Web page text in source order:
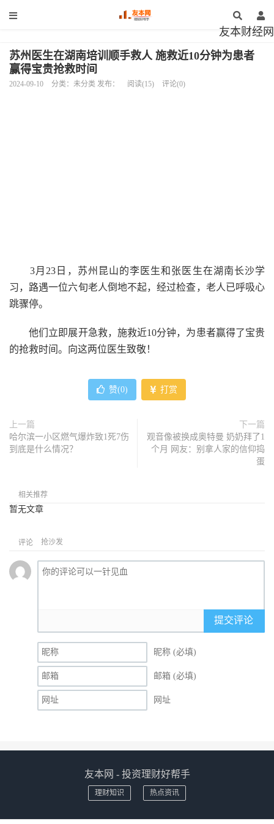
友本财经网
苏州医生在湖南培训顺手救人 施救近10分钟为患者
赢得宝贵抢救时间
2024-09-10 分类：未分类 发布： 阅读(15) 评论(0)
3月23日，苏州昆山的李医生和张医生在湖南长沙学
习，路遇一位六旬老人倒地不起，经过检查，老人已呼吸心
跳骤停。
他们立即展开急救，施救近10分钟，为患者赢得了宝贵
的抢救时间。向这两位医生致敬！
赞(0) 打赏
上一篇
哈尔滨一小区燃气爆炸致1死7伤
到底是什么情况？
下一篇
观音像被换成奥特曼 奶奶拜了1
个月 网友：别拿人家的信仰捣
蛋
相关推荐
暂无文章
评论 抢沙发
提交评论
昵称 (必填)
邮箱 (必填)
网址
友本网 - 投资理财好帮手
理财知识 热点资讯